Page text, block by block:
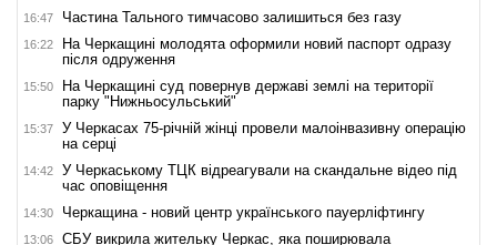
16:47 Частина Тального тимчасово залишиться без газу
16:22
На Черкащині молодята оформили новий паспорт одразу
після одруження
15:50
На Черкащині суд повернув державі землі на території
парку "Нижньосульський"
15:37
У Черкасах 75-річній жінці провели малоінвазивну операцію
на серці
14:42
У Черкаському ТЦК відреагували на скандальне відео під
час оповіщення
14:30 Черкащина - новий центр українського пауерліфтингу
13:06
СБУ викрила жительку Черкас, яка поширювала